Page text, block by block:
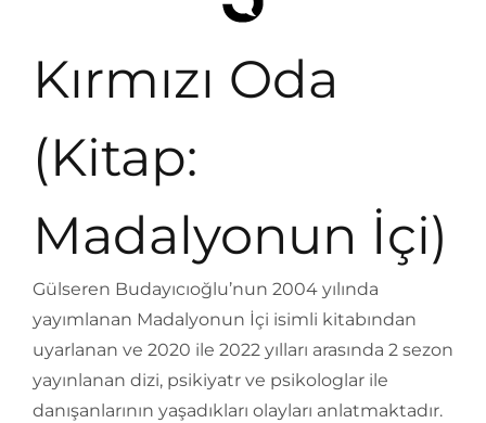
Kırmızı Oda
(Kitap:
Madalyonun İçi)
Gülseren Budayıcıoğlu’nun 2004 yılında
yayımlanan Madalyonun İçi isimli kitabından
uyarlanan ve 2020 ile 2022 yılları arasında 2 sezon
yayınlanan dizi, psikiyatr ve psikologlar ile
danışanlarının yaşadıkları olayları anlatmaktadır.